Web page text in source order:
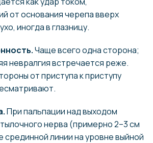
от основания черепа вверх
иногда в глазницу.
Чаще всего одна сторона;
невралгия встречается реже.
от приступа к приступу
При пальпации над выходом
нерва (примерно 2–3 см
срединной линии на уровне выйной